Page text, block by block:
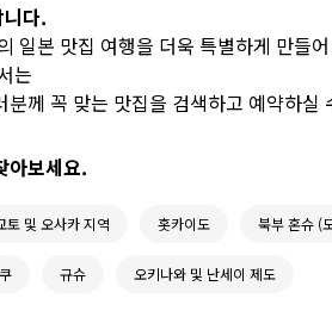
다.
일본 맛집 여행을 더욱 특별하게 만들
는
분께 꼭 맞는 맛집을 검색하고 예약하실
아보세요.
토 및 오사카 지역 홋카이도 북부 혼슈 (
규슈 오키나와 및 난세이 제도